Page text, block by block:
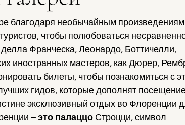
благодаря необычайным произведениям
чтобы полюбоваться
Франческа, Леонардо, Боттичелли,
иностранных мастеров, как Дюрер,
билеты, чтобы познакомиться с
гидов, которые дополнят
эксклюзивный отдых во Флоренции
–это палаццо Строцци, символ